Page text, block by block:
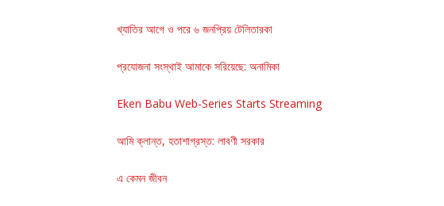
খ্যাতির আগে ও পরে ৬ জনপ্রিয় টেলিতারকা
প্রযোজনা সংস্থাই আমাকে সরিয়েছে: অনামিকা
Eken Babu Web-Series Starts Streaming
আমি ক্লান্ত, হতাশাগ্রস্ত: লাবণী সরকার
এ কেমন জীবন